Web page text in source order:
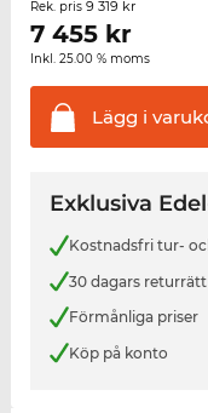
Rek. pris 9 319 kr
7 455kr
Inkl. 25.00 % moms
Lägg i
Exklusiva
Kostnadsfri tur-
30 dagars returrätt
Förmånliga priser
Köp på konto